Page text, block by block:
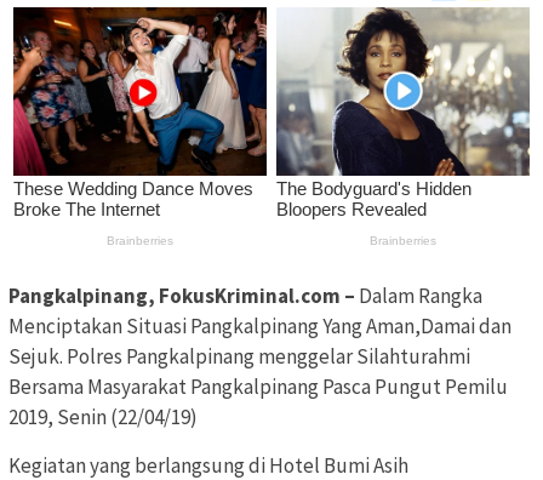
Pangkalpinang, FokusKriminal.com – Dalam Rangka
Menciptakan Situasi Pangkalpinang Yang Aman,Damai dan
Sejuk. Polres Pangkalpinang menggelar Silahturahmi
Bersama Masyarakat Pangkalpinang Pasca Pungut Pemilu
2019, Senin (22/04/19)
Kegiatan yang berlangsung di Hotel Bumi Asih